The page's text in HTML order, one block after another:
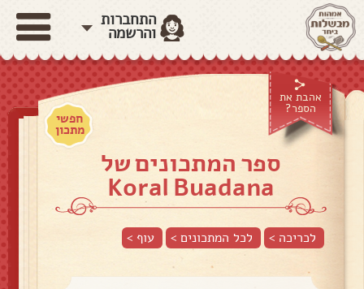
התחברות
והרשמה
אהבת את
הספר?
חפשי
מתכון
ספר המתכונים של
Koral Buadana
לכריכה > לכל המתכונים > עוף >